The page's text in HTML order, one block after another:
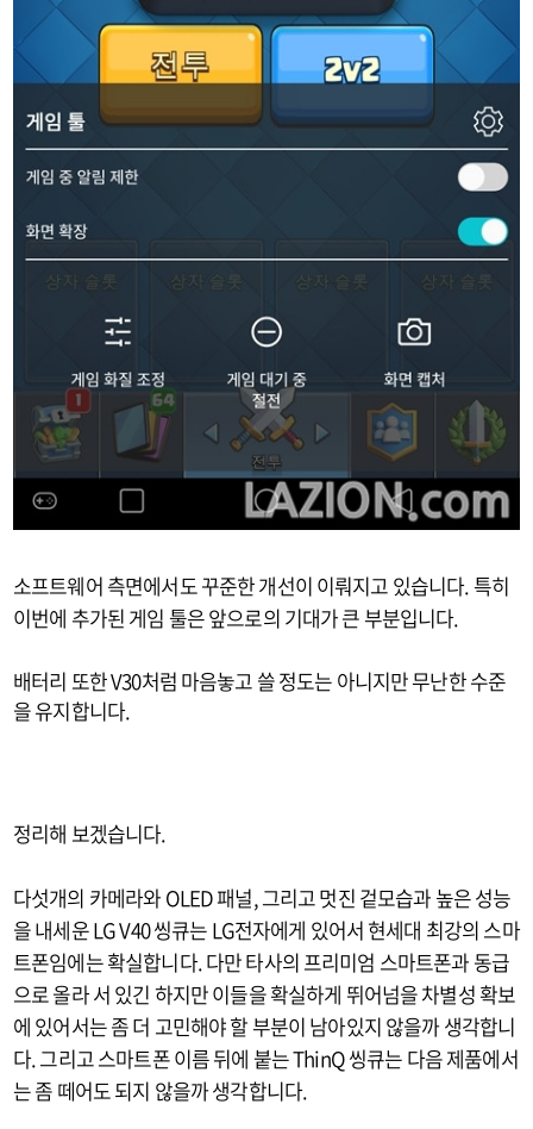
소프트웨어 측면에서도 꾸준한 개선이 이뤄지고 있습니다. 특히
이번에 추가된 게임 툴은 앞으로의 기대가 큰 부분입니다.
배터리 또한 V30처럼 마음놓고 쓸 정도는 아니지만 무난한 수준
을 유지합니다.
정리해 보겠습니다.
다섯개의 카메라와 OLED 패널, 그리고 멋진 겉모습과 높은 성능
을 내세운 LG V40 씽큐는 LG전자에게 있어서 현세대 최강의 스마
트폰임에는 확실합니다. 다만 타사의 프리미엄 스마트폰과 동급
으로 올라 서 있긴 하지만 이들을 확실하게 뛰어넘을 차별성 확보
에 있어서는 좀 더 고민해야 할 부분이 남아있지 않을까 생각합니
다. 그리고 스마트폰 이름 뒤에 붙는 ThinQ 씽큐는 다음 제품에서
는 좀 떼어도 되지 않을까 생각합니다.